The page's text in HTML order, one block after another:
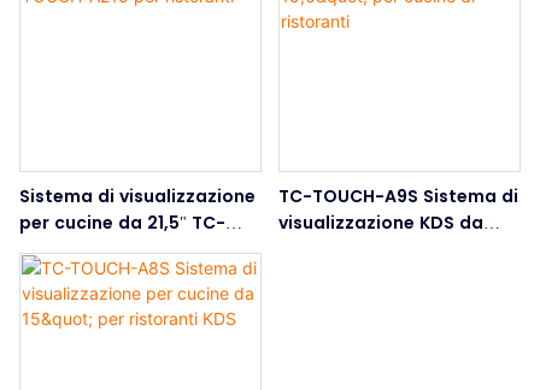
Sistema di visualizzazione
per cucine da 21,5" TC-
TOUCH-A215 per ristoranti
TC-TOUCH-A9S Sistema di
visualizzazione KDS da